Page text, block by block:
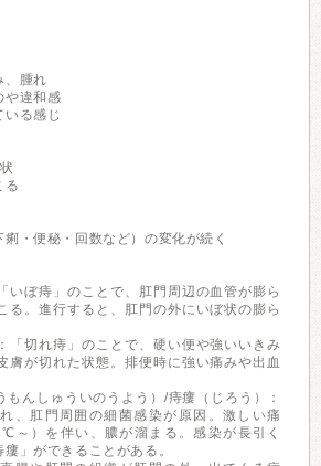
、腫れ
や違和感
いる感じ
る
痢・便秘・回数など）の変化が続く
いぼ痔」のことで、肛門周辺の血管が膨ら
る。進行すると、肛門の外にいぼ状の膨ら
「切れ痔」のことで、硬い便や強いいきみ
膚が切れた状態。排便時に強い痛みや出血
もんしゅういのうよう）/痔瘻（じろう）：
、肛門周囲の細菌感染が原因。激しい痛
～）を伴い、膿が溜まる。感染が長引く
」ができることがある。